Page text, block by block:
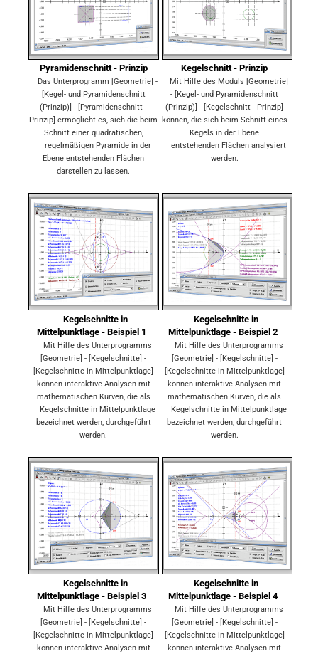
Pyramidenschnitt - Prinzip
Das Unterprogramm [Geometrie] -
[Kegel- und Pyramidenschnitt
(Prinzip)] - [Pyramidenschnitt -
Prinzip] ermöglicht es, sich die beim
Schnitt einer quadratischen,
regelmäßigen Pyramide in der
Ebene entstehenden Flächen
darstellen zu lassen.
Kegelschnitt - Prinzip
Mit Hilfe des Moduls [Geometrie]
- [Kegel- und Pyramidenschnitt
(Prinzip)] - [Kegelschnitt - Prinzip]
können, die sich beim Schnitt eines
Kegels in der Ebene
entstehenden Flächen analysiert
werden.
Kegelschnitte in
Mittelpunktlage - Beispiel 1
Mit Hilfe des Unterprogramms
[Geometrie] - [Kegelschnitte] -
[Kegelschnitte in Mittelpunktlage]
können interaktive Analysen mit
mathematischen Kurven, die als
Kegelschnitte in Mittelpunktlage
bezeichnet werden, durchgeführt
werden.
Kegelschnitte in
Mittelpunktlage - Beispiel 2
Mit Hilfe des Unterprogramms
[Geometrie] - [Kegelschnitte] -
[Kegelschnitte in Mittelpunktlage]
können interaktive Analysen mit
mathematischen Kurven, die als
Kegelschnitte in Mittelpunktlage
bezeichnet werden, durchgeführt
werden.
Kegelschnitte in
Mittelpunktlage - Beispiel 3
Mit Hilfe des Unterprogramms
[Geometrie] - [Kegelschnitte] -
[Kegelschnitte in Mittelpunktlage]
können interaktive Analysen mit
Kegelschnitte in
Mittelpunktlage - Beispiel 4
Mit Hilfe des Unterprogramms
[Geometrie] - [Kegelschnitte] -
[Kegelschnitte in Mittelpunktlage]
können interaktive Analysen mit